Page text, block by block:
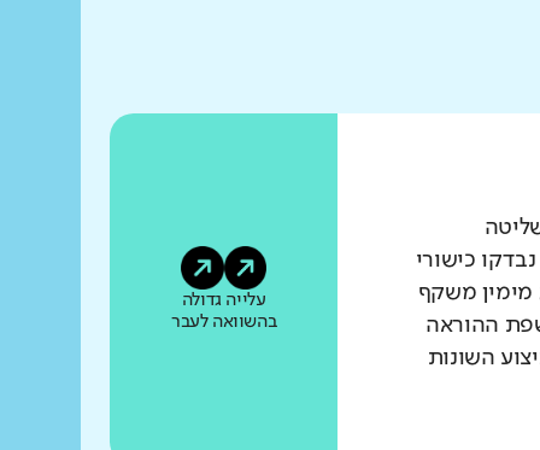
כישורי
מימין משקף
ההוראה
השונות
עלייה גדולה
בהשוואה לעבר